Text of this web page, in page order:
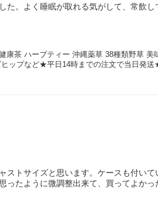
。よく睡眠が取れる気がして、常飲し
康茶 ハーブティー 沖縄薬草 38種類野草
ップなど★平日14時までの注文で当日発
ストサイズと思います。ケースも付い
たように微調整出来て、買ってよかっ